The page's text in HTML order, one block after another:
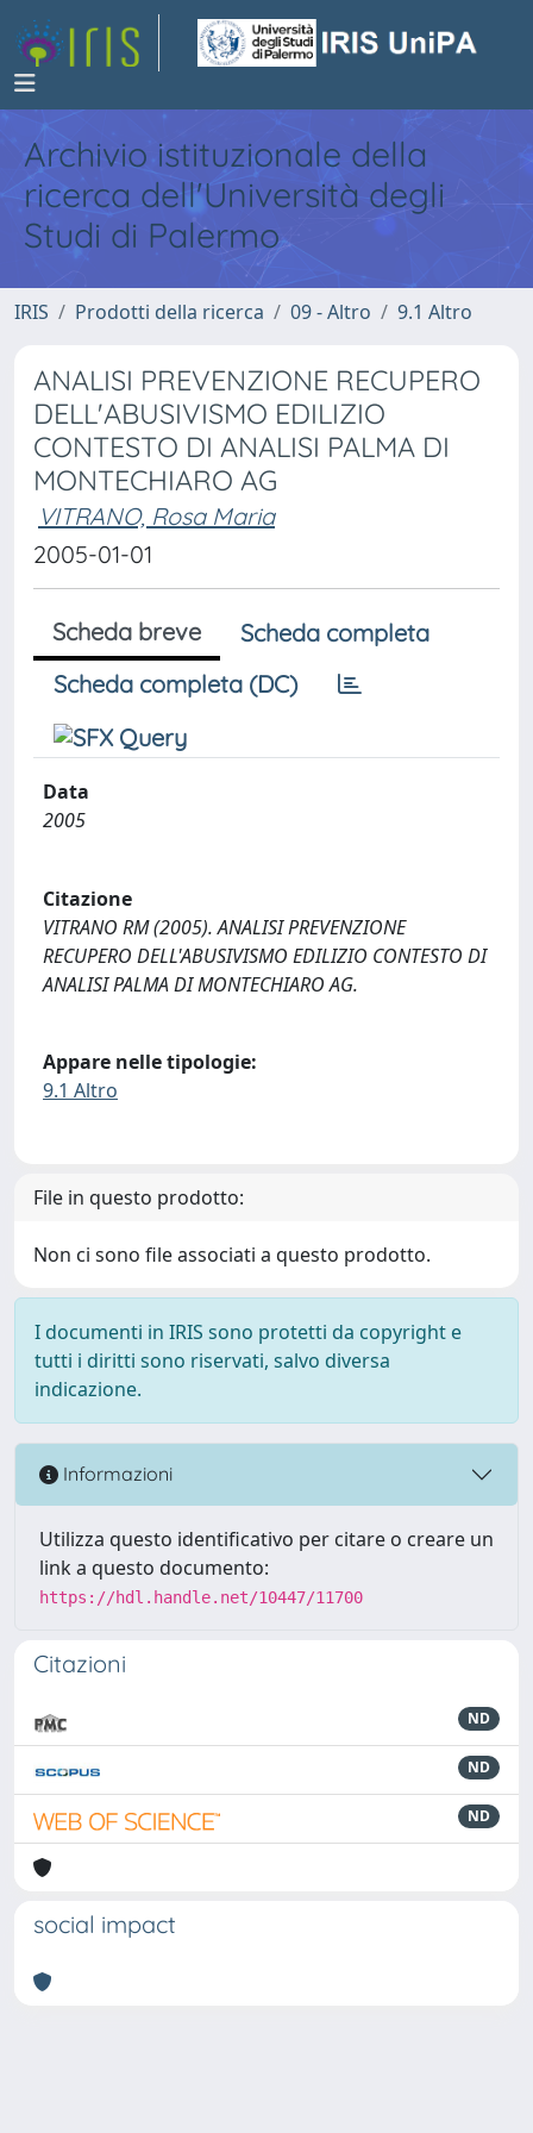
Archivio istituzionale della
ricerca dell'Università degli
Studi di Palermo
IRIS Prodotti della ricerca 09 - Altro 9.1 Altro
ANALISI PREVENZIONE RECUPERO
DELL'ABUSIVISMO EDILIZIO
CONTESTO DI ANALISI PALMA DI
MONTECHIARO AG
VITRANO, Rosa Maria
2005-01-01
Scheda breve
Scheda completa
Scheda completa (DC)
Data
2005
Citazione
VITRANO RM (2005). ANALISI PREVENZIONE
RECUPERO DELL'ABUSIVISMO EDILIZIO CONTESTO DI
ANALISI PALMA DI MONTECHIARO AG.
Appare nelle tipologie:
9.1 Altro
File in questo prodotto:
Non ci sono file associati a questo prodotto.
I documenti in IRIS sono protetti da copyright e
tutti i diritti sono riservati, salvo diversa
indicazione.
Informazioni
Utilizza questo identificativo per citare o creare un
link a questo documento:
https://hdl.handle.net/10447/11700
Citazioni
ND
ND
ND
social impact